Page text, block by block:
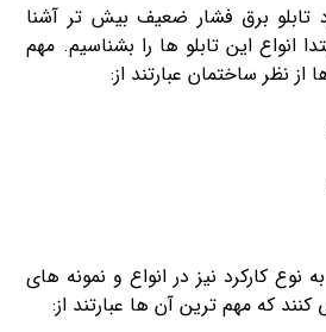
تابلو برق فشار ضعیف بیش تر آشنا
انواع این تابلو ها را بشناسیم. مهم
از نظر ساختمان عبارتند از:
نوع کارکرد نیز در انواع و نمونه های
که مهم ترین آن ها عبارتند از: